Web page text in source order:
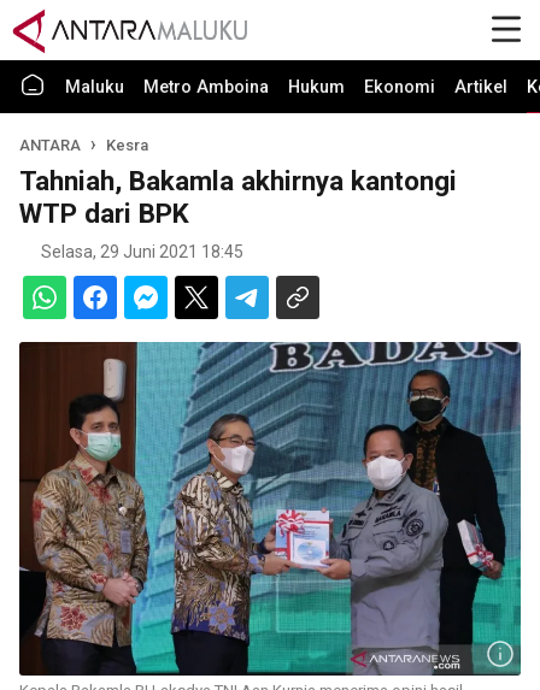
Maluku Metro Amboina Hukum Ekonomi Artikel
ANTARA Kesra
Tahniah, Bakamla akhirnya kantongi
WTP dari BPK
Selasa, 29 Juni 2021 18:45